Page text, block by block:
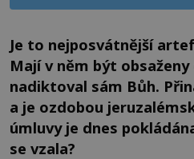
Je to nejposvátnější
Mají v něm být
nadiktoval sám Bůh.
a je ozdobou
úmluvy je dnes
se vzala?